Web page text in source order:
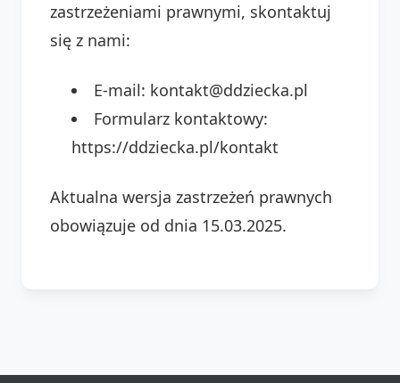
zastrzeżeniami prawnymi, skontaktuj
się z nami:
E-mail: kontakt@ddziecka.pl
Formularz kontaktowy:
https://ddziecka.pl/kontakt
Aktualna wersja zastrzeżeń prawnych
obowiązuje od dnia 15.03.2025.